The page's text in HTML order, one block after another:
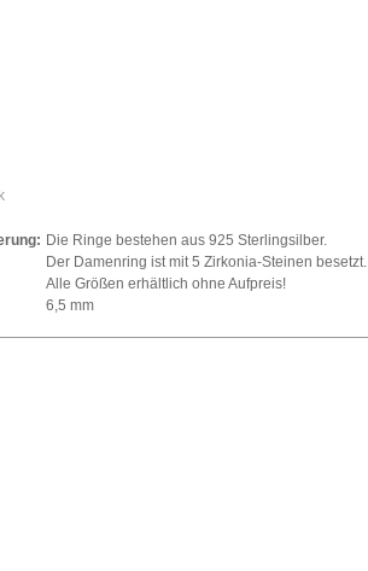
Die Ringe bestehen aus 925 Sterlingsilber.
Der Damenring ist mit 5 Zirkonia-Steinen besetzt.
Alle Größen erhältlich ohne Aufpreis!
6,5 mm